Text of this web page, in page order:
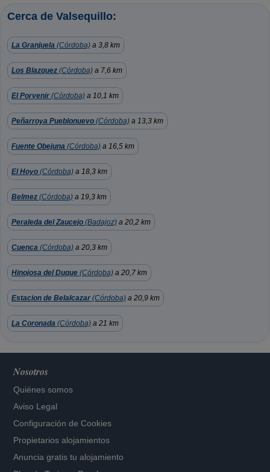
Cerca de Valsequillo:
La Granjuela (Córdoba) a 3,8 km
Los Blazquez (Córdoba) a 7,6 km
El Porvenir (Córdoba) a 10,1 km
Peñarroya Pueblonuevo (Córdoba) a 13,3 km
Fuente Obejuna (Córdoba) a 16,5 km
El Hoyo (Córdoba) a 18,3 km
Belmez (Córdoba) a 19,3 km
Peraleda del Zaucejo (Badajoz) a 20,2 km
Cuenca (Córdoba) a 20,3 km
Hinojosa del Duque (Córdoba) a 20,7 km
Estacion de Belalcazar (Córdoba) a 20,9 km
La Coronada (Córdoba) a 21 km
Nosotros
Quiénes somos
Aviso Legal
Configuración de Cookies
Propietarios alojamientos
Anuncia gratis tu alojamiento